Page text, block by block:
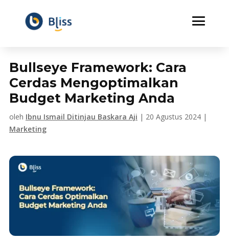
Bullseye Framework: Cara
Cerdas Mengoptimalkan
Budget Marketing Anda
oleh Ibnu Ismail Ditinjau Baskara Aji | 20 Agustus 2024|
Marketing